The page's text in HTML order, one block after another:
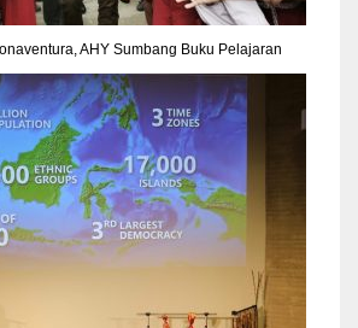
AHY Sumbang Buku Pelajaran